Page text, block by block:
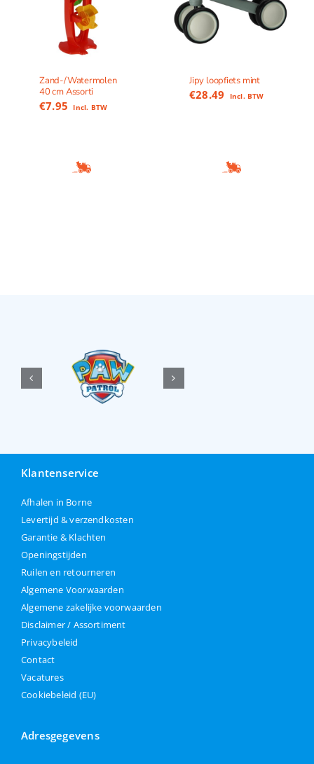
Zand-/Watermolen
40 cm Assorti
€7.95 Incl. BTW
Jipy loopfiets mint
€28.49 Incl. BTW
Klantenservice
Afhalen in Borne
Levertijd & verzendkosten
Garantie & Klachten
Openingstijden
Ruilen en retourneren
Algemene Voorwaarden
Algemene zakelijke voorwaarden
Disclaimer / Assortiment
Privacybeleid
Contact
Vacatures
Cookiebeleid (EU)
Adresgegevens